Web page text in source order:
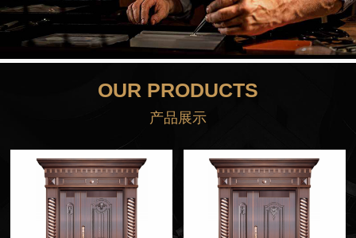
我们以质量求发展，以诚信求 合作，我们想念在全体团队的
不懈努力下，在广大客户的支持下，我们将与您共创美好与辉煌
的明天！
OUR PRODUCTS
产品展示